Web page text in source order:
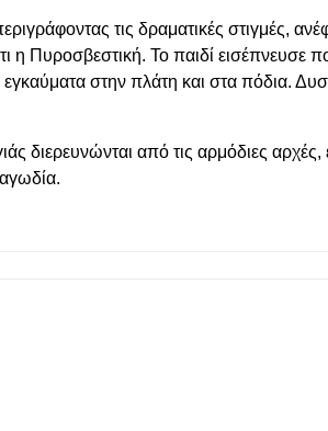
τις δραματικές στιγμές,
η Πυροσβεστική. Το παιδί εισέπνευσε
στην πλάτη και στα πόδια.
διερευνώνται από τις αρμόδιες